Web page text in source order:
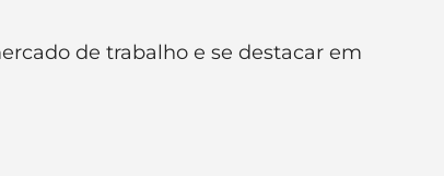
de trabalho e se destacar em